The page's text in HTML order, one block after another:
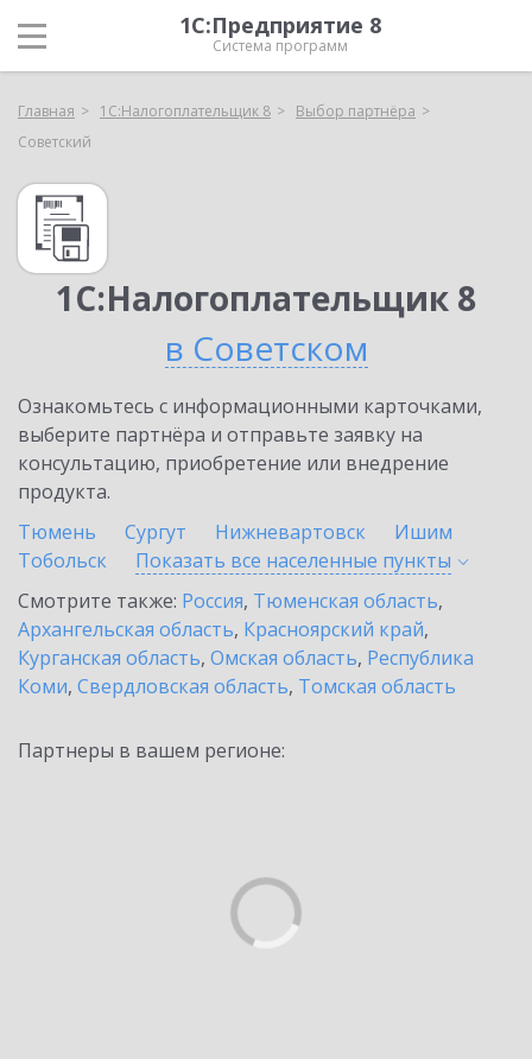
1С:Предприятие 8
Система программ
Главная 1С:Налогоплательщик 8
Выбор партнёра
Советский
1С:Налогоплательщик 8
в Советском
Ознакомьтесь с информационными карточками,
выберите партнёра и отправьте заявку на
консультацию, приобретение или внедрение
продукта.
Тюмень
Сургут Нижневартовск
Ишим
Тобольск
Показать все населенные пункты
Смотрите также: Россия, Тюменская область,
Архангельская область, Красноярский край,
Курганская область, Омская область, Республика
Коми, Свердловская область, Томская область
Партнеры в вашем регионе: